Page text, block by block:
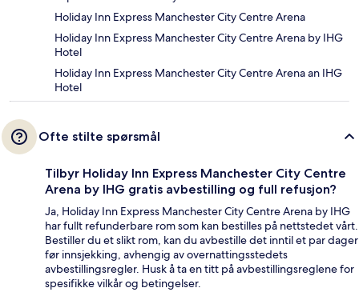
Holiday Inn Express Manchester City Centre Arena
Holiday Inn Express Manchester City Centre Arena by IHG
Hotel
Holiday Inn Express Manchester City Centre Arena an IHG
Hotel
Ofte stilte spørsmål
Tilbyr Holiday Inn Express Manchester City Centre
Arena by IHG gratis avbestilling og full refusjon?
Ja, Holiday Inn Express Manchester City Centre Arena by IHG
har fullt refunderbare rom som kan bestilles på nettstedet vårt.
Bestiller du et slikt rom, kan du avbestille det inntil et par dager
før innsjekking, avhengig av overnattingsstedets
avbestillingsregler. Husk å ta en titt på avbestillingsreglene for
spesifikke vilkår og betingelser.